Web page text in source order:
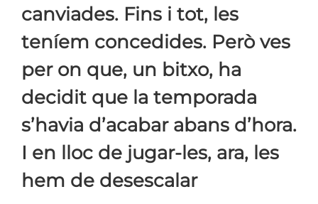
canviades. Fins i tot, les
teníem concedides. Però ves
per on que, un bitxo, ha
decidit que la temporada
s’havia d’acabar abans d’hora.
I en lloc de jugar-les, ara, les
hem de desescalar